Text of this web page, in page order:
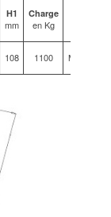
H1
mm
Charge
en Kg
108 1100 M10243